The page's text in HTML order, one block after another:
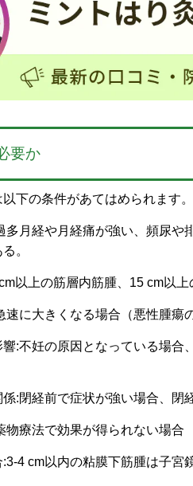
要か
下の条件があてはめられます。
多月経や月経痛が強い、頻尿や
。
以上の筋層内筋腫、15 cm以
速に大きくなる場合（悪性腫瘍
:不妊の原因となっている場合
係:閉経前で症状が強い場合、閉
物療法で効果が得られない場合
4 cm以内の粘膜下筋腫は子宮